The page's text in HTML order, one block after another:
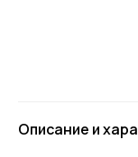
Описание и